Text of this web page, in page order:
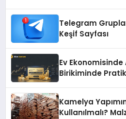
Telegram
Keşif Sayfası
Ev Ekonomisinde
Birikiminde
Kamelya
Kullanılmalı?